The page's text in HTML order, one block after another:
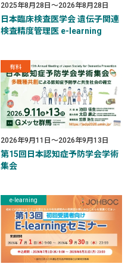
2025年8月28日～2026年8月28日
日本臨床検査医学会 遺伝子関連
検査精度管理医 e-learning
有料
2026年9月11日～2026年9月13日
第15回日本認知症予防学会学術
集会
e-learning